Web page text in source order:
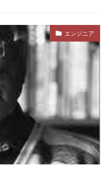
エンジニア